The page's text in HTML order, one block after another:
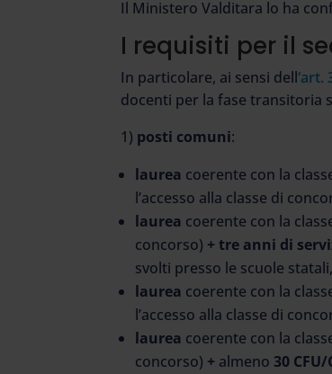
Il Ministero Valditara lo ha
I requisiti per il
In particolare, ai sensi dell‘art.
docenti per la fase transitoria
1) posti comuni:
laurea coerente con la
l’accesso alla classe di
laurea coerente con la
concorso) + tre anni di
svolti presso le scuole
laurea coerente con la
l’accesso alla classe di
laurea coerente con la
concorso) + almeno 30 CFU/